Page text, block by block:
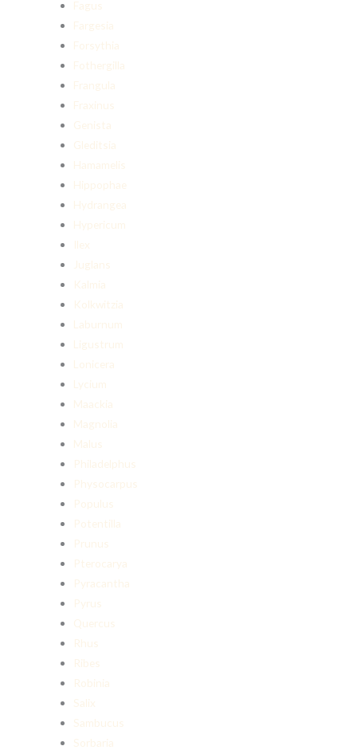
Fagus
Fargesia
Forsythia
Fothergilla
Frangula
Fraxinus
Genista
Gleditsia
Hamamelis
Hippophae
Hydrangea
Hypericum
Ilex
Juglans
Kalmia
Kolkwitzia
Laburnum
Ligustrum
Lonicera
Lycium
Maackia
Magnolia
Malus
Philadelphus
Physocarpus
Populus
Potentilla
Prunus
Pterocarya
Pyracantha
Pyrus
Quercus
Rhus
Ribes
Robinia
Salix
Sambucus
Sorbaria